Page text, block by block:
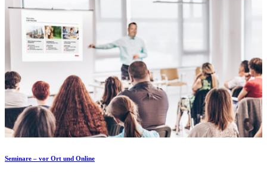
Seminare – vor Ort und Online